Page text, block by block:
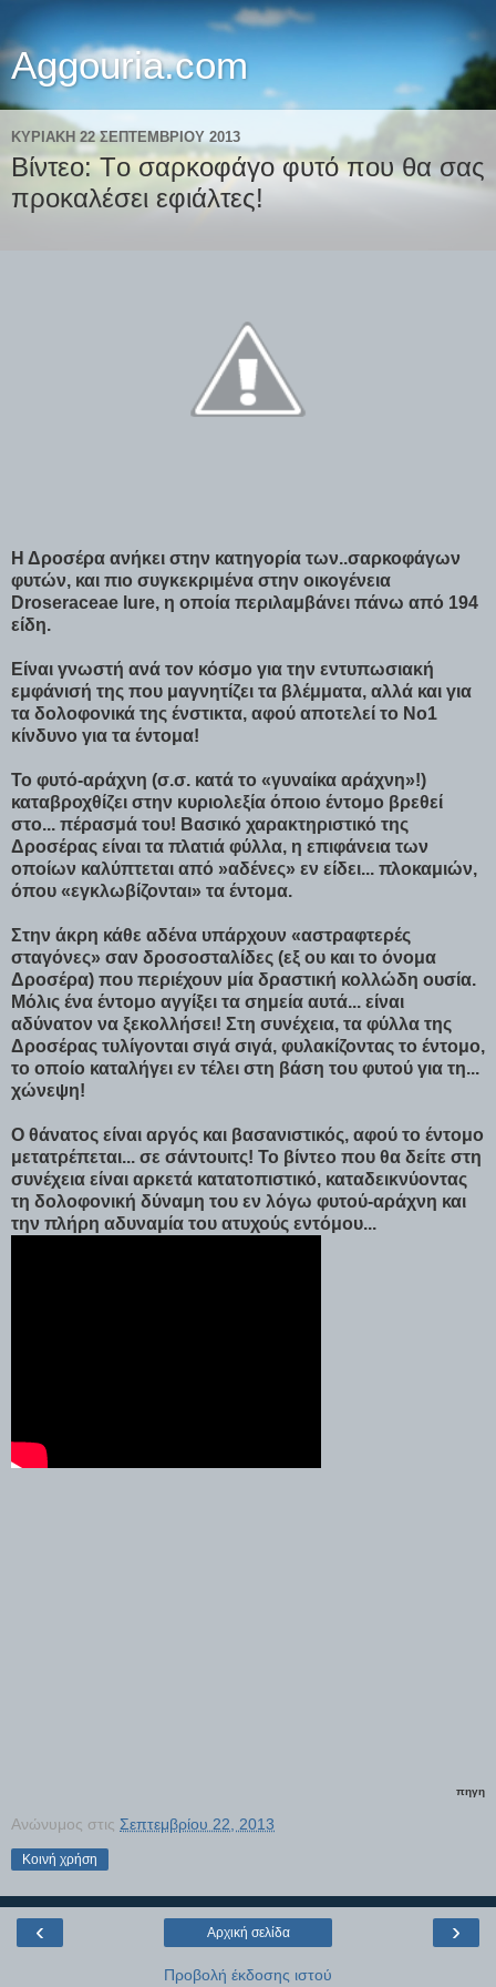
Aggouria.com
ΚΥΡΙΑΚΉ 22 ΣΕΠΤΕΜΒΡΊΟΥ 2013
Βίντεο: Tο σαρκοφάγο φυτό που θα σας
προκαλέσει εφιάλτες!
Η Δροσέρα ανήκει στην κατηγορία των..σαρκοφάγων
φυτών, και πιο συγκεκριμένα στην οικογένεια
Droseraceae lure, η οποία περιλαμβάνει πάνω από 194
είδη.
Είναι γνωστή ανά τον κόσμο για την εντυπωσιακή
εμφάνισή της που μαγνητίζει τα βλέμματα, αλλά και για
τα δολοφονικά της ένστικτα, αφού αποτελεί το Νο1
κίνδυνο για τα έντομα!
Το φυτό-αράχνη (σ.σ. κατά το «γυναίκα αράχνη»!)
καταβροχθίζει στην κυριολεξία όποιο έντομο βρεθεί
στο... πέρασμά του! Βασικό χαρακτηριστικό της
Δροσέρας είναι τα πλατιά φύλλα, η επιφάνεια των
οποίων καλύπτεται από »αδένες» εν είδει... πλοκαμιών,
όπου «εγκλωβίζονται» τα έντομα.
Στην άκρη κάθε αδένα υπάρχουν «αστραφτερές
σταγόνες» σαν δροσοσταλίδες (εξ ου και το όνομα
Δροσέρα) που περιέχουν μία δραστική κολλώδη ουσία.
Μόλις ένα έντομο αγγίξει τα σημεία αυτά... είναι
αδύνατον να ξεκολλήσει! Στη συνέχεια, τα φύλλα της
Δροσέρας τυλίγονται σιγά σιγά, φυλακίζοντας το έντομο,
το οποίο καταλήγει εν τέλει στη βάση του φυτού για τη...
χώνεψη!
Ο θάνατος είναι αργός και βασανιστικός, αφού το έντομο
μετατρέπεται... σε σάντουιτς! Το βίντεο που θα δείτε στη
συνέχεια είναι αρκετά κατατοπιστικό, καταδεικνύοντας
τη δολοφονική δύναμη του εν λόγω φυτού-αράχνη και
την πλήρη αδυναμία του ατυχούς εντόμου...
πηγη
Ανώνυμος στις Σεπτεμβρίου 22, 2013
Κοινή χρήση
‹ ›
Αρχική σελίδα
Προβολή έκδοσης ιστού